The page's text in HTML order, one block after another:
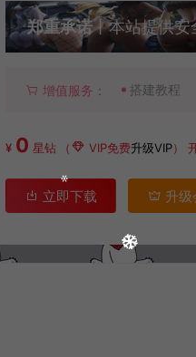
郑重承诺丨本站提供
增值服务： 搭建教程
¥ 0 星钻 （ VIP免费升级VIP）
立即下载 升级